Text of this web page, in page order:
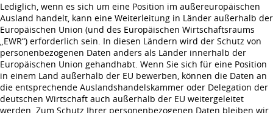
Lediglich, wenn es sich um eine Position im außereuropäischen
Ausland handelt, kann eine Weiterleitung in Länder außerhalb der
Europäischen Union (und des Europäischen Wirtschaftsraums
„EWR“) erforderlich sein. In diesen Ländern wird der Schutz von
personenbezogenen Daten anders als Länder innerhalb der
Europäischen Union gehandhabt. Wenn Sie sich für eine Position
in einem Land außerhalb der EU bewerben, können die Daten an
die entsprechende Auslandshandelskammer oder Delegation der
deutschen Wirtschaft auch außerhalb der EU weitergeleitet
werden. Zum Schutz Ihrer personenbezogenen Daten bleiben wir